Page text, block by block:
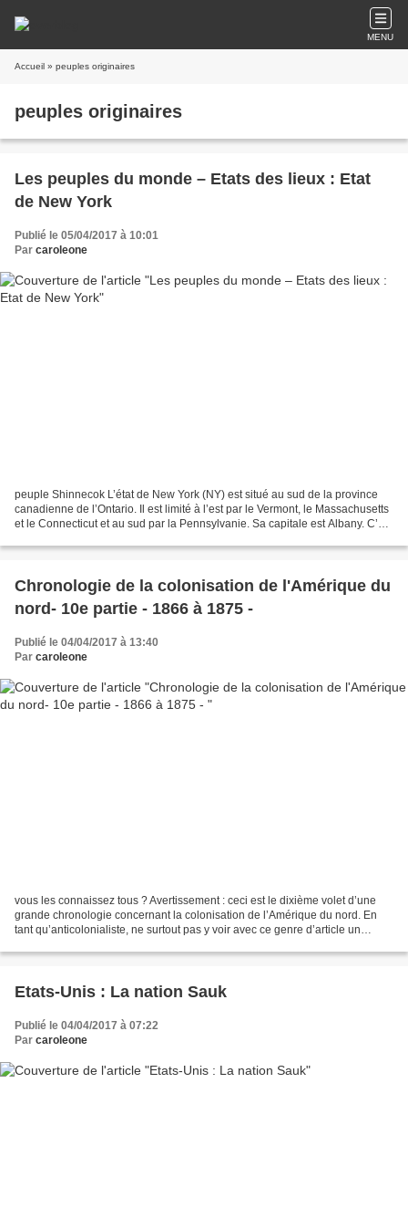
MENU
Accueil » peuples originaires
peuples originaires
Les peuples du monde – Etats des lieux : Etat
de New York
Publié le 05/04/2017 à 10:01
Par caroleone
peuple Shinnecok L’état de New York (NY) est situé au sud de la province
canadienne de l’Ontario. Il est limité à l’est par le Vermont, le Massachusetts
et le Connecticut et au sud par la Pennsylvanie. Sa capitale est Albany. C’est
Chronologie de la colonisation de l'Amérique du
nord- 10e partie - 1866 à 1875 -
Publié le 04/04/2017 à 13:40
Par caroleone
vous les connaissez tous ? Avertissement : ceci est le dixième volet d’une
grande chronologie concernant la colonisation de l’Amérique du nord. En
tant qu’anticolonialiste, ne surtout pas y voir avec ce genre d’article un
Etats-Unis : La nation Sauk
Publié le 04/04/2017 à 07:22
Par caroleone